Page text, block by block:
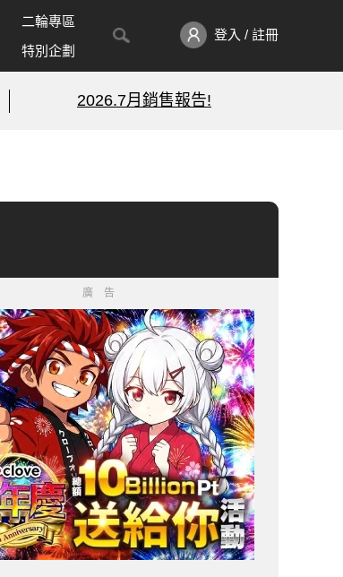
二輪專區
特別企劃
登入 / 註冊
2026.7月銷售報告!
廣告